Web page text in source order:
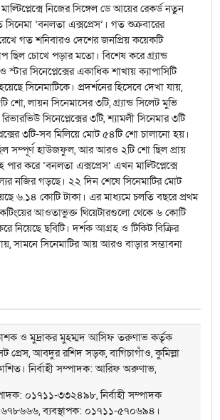
নিজের সিঙ্গেল ডে আয়ের রেকর্ড নতুন
‘বনলতা এক্সপ্রেস’। গত শুক্রবারের
গত শনিবারও দেশের জনপ্রিয় কয়েকটি
ছিল চোখে পড়ার মতো। বিশেষ করে গ্র্যান্ড
স্টার সিনেপ্লেক্সের একাধিক শাখায় ক্যাপাসিটি
সিনেমাটিকে। প্রদর্শনের হিসেবে দেখা যায়,
শো, লায়ন সিনেমাসের ৩টি, গ্র্যান্ড সিলেট মুভি
রিভারভিউ সিনেপ্লেক্সের ৩টি, শ্যামলী সিনেমার ৩টি
৩টি-সব মিলিয়ে মোট ৫৪টি শো চালানো হয়।
সম্পূর্ণ হাউজফুল, আর আরও ২টি শো ছিল প্রায়
পার করে ‘বনলতা এক্সপ্রেস’ এখন মাল্টিপ্লেক্সে
নজির গড়ছে। ২২ দিন শেষে সিনেমাটির মোট
৬.১৪ কোটি টাকা। এর মাধ্যমে চলতি বছরে প্রথম
আওতাভুক্ত থিয়েটারগুলো থেকে ৬ কোটি
নিয়েছে ছবিটি। দর্শক আগ্রহ ও টিকিট বিক্রির
সামনে সিনেমাটির আয় আরও বাড়ার সম্ভাবনা
ও মুদ্রাকর মুহম্মদ আসিফ তরুণাভ কর্তৃক
প্রেস, আবদুর রশিদ সড়ক, বাগিচাগাঁও, কুমিল্লা
নির্বাহী সম্পাদক: আরিফ অরুণাভ,
০১৭১১-৩৩২৪৯৮, নির্বাহী সম্পাদক
ব্যবস্থাপক: ০১৭১১-৫৭০৬৯৪।